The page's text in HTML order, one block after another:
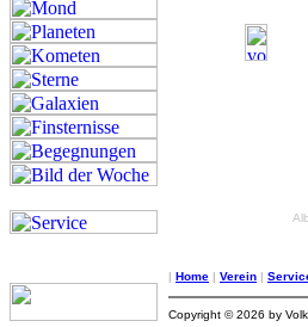
| Home | Verein |
Copyright © 2026 by